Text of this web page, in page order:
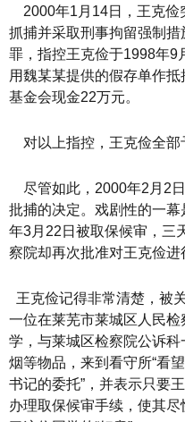
2000年1月14日，王克俭
抓捕并采取刑事拘留强制
罪，指控王克俭于1998年9
用魏某某提供的假存单作
基金会现金22万元。
对以上指控，王克俭全部
尽管如此，2000年2月2
批捕的决定。戏剧性的一
年3月22日被取保候审，三
察院却再次批准对王克俭进
王克俭记得非常清楚，被
一位在莱芜市莱城区人民
学，与莱城区检察院公诉
烟等物品，来到看守所“看
书记的委托”，并表示只要
办理取保候审手续，使其